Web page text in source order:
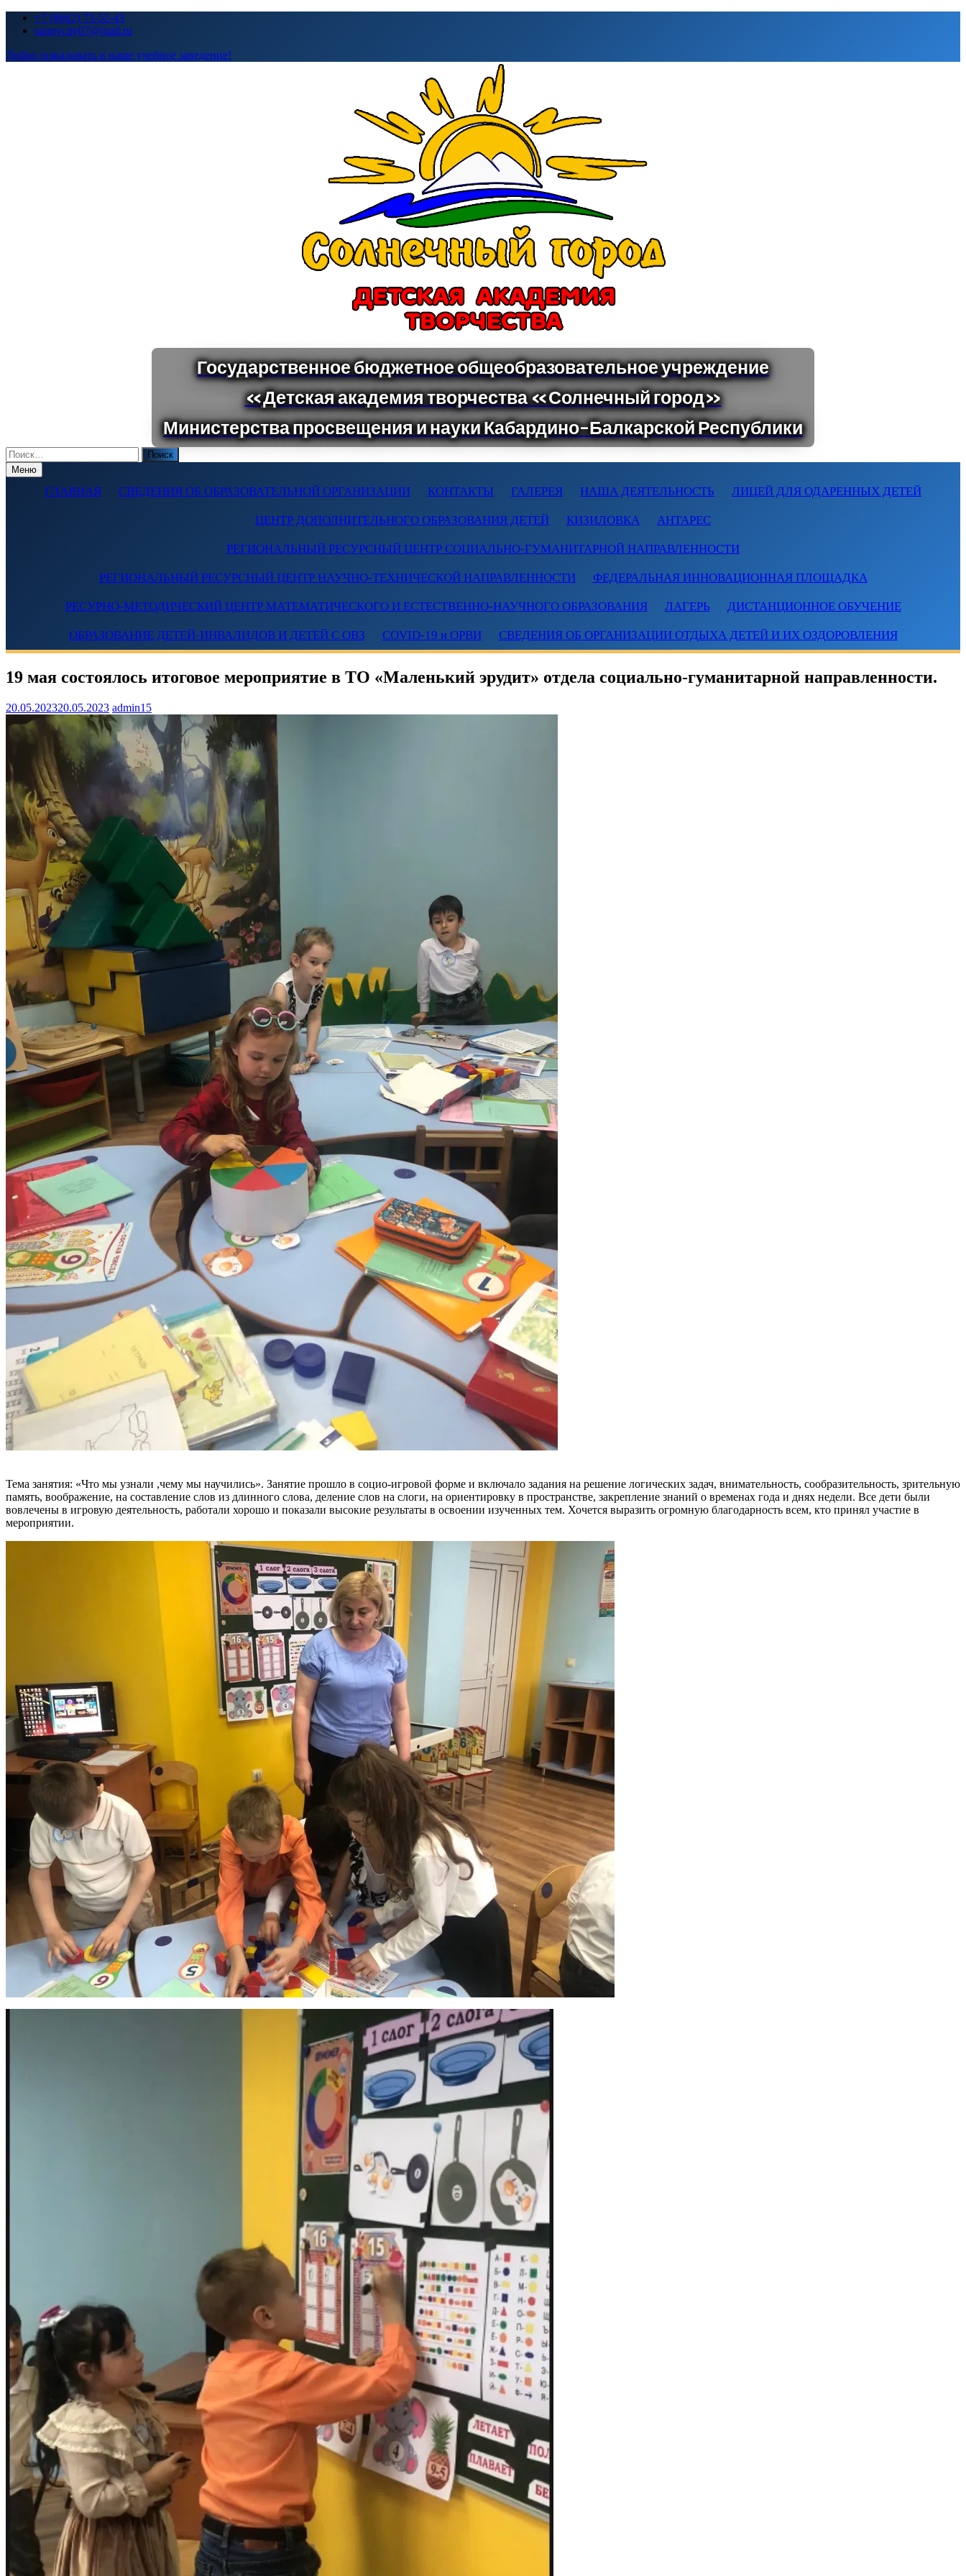
Перейти+7 (8662) 73-52-43
sunnycity07@mail.ru
Добро пожаловать в наше учебное заведение!
Поиск
по:Меню
ГЛАВНАЯ СВЕДЕНИЯ ОБ ОБРАЗОВАТЕЛЬНОЙ ОРГАНИЗАЦИИ КОНТАКТЫ ГАЛЕРЕЯ НАША ДЕЯТЕЛЬНОСТЬ ЛИЦЕЙ ДЛЯ ОДАРЕННЫХ ДЕТЕЙ
ЦЕНТР ДОПОЛНИТЕЛЬНОГО ОБРАЗОВАНИЯ ДЕТЕЙ КИЗИЛОВКА АНТАРЕС
РЕГИОНАЛЬНЫЙ РЕСУРСНЫЙ ЦЕНТР СОЦИАЛЬНО-ГУМАНИТАРНОЙ НАПРАВЛЕННОСТИ
РЕГИОНАЛЬНЫЙ РЕСУРСНЫЙ ЦЕНТР НАУЧНО-ТЕХНИЧЕСКОЙ НАПРАВЛЕННОСТИ ФЕДЕРАЛЬНАЯ ИННОВАЦИОННАЯ ПЛОЩАДКА
РЕСУРНО-МЕТОДИЧЕСКИЙ ЦЕНТР МАТЕМАТИЧЕСКОГО И ЕСТЕСТВЕННО-НАУЧНОГО ОБРАЗОВАНИЯ ЛАГЕРЬ ДИСТАНЦИОННОЕ ОБУЧЕНИЕ
ОБРАЗОВАНИЕ ДЕТЕЙ-ИНВАЛИДОВ И ДЕТЕЙ С ОВЗ COVID-19 и ОРВИ СВЕДЕНИЯ ОБ ОРГАНИЗАЦИИ ОТДЫХА ДЕТЕЙ И ИХ ОЗДОРОВЛЕНИЯ
19 мая состоялось итоговое мероприятие в ТО «Маленький эрудит» отдела социально-гуманитарной направленности.
20.05.202320.05.2023 admin15
Тема занятия: «Что мы узнали ,чему мы научились». Занятие прошло в социо-игровой форме и включало задания на решение логических задач, внимательность, сообразительность, зрительную
память, воображение, на составление слов из длинного слова, деление слов на слоги, на ориентировку в пространстве, закрепление знаний о временах года и днях недели. Все дети были
вовлечены в игровую деятельность, работали хорошо и показали высокие результаты в освоении изученных тем. Хочется выразить огромную благодарность всем, кто принял участие в
мероприятии.